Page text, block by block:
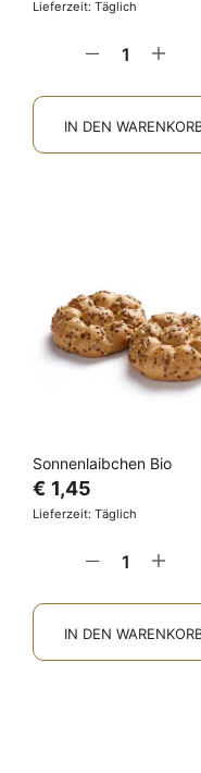
Lieferzeit: Täglich
IN DEN
Sonnenlaibchen Bio
€ 1,45
Lieferzeit: Täglich
IN DEN